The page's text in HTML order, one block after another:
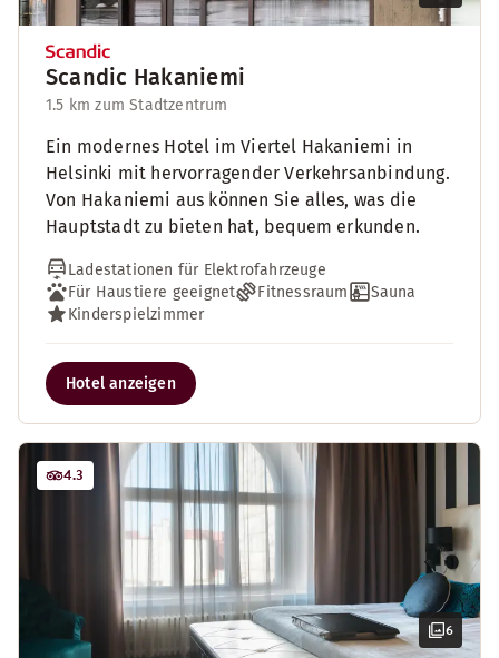
Scandic Hakaniemi
1.5 km zum Stadtzentrum
Ein modernes Hotel im Viertel Hakaniemi in
Helsinki mit hervorragender Verkehrsanbindung.
Von Hakaniemi aus können Sie alles, was die
Hauptstadt zu bieten hat, bequem erkunden.
Ladestationen für Elektrofahrzeuge
Für Haustiere geeignet
Fitnessraum
Sauna
Kinderspielzimmer
Hotel anzeigen
6
4.3